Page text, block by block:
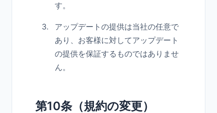
す。
アップデートの提供は当社の任意で
あり、お客様に対してアップデート
の提供を保証するものではありませ
ん。
第10条（規約の変更）